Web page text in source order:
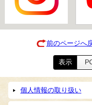
前のページへ
表示
個人情報の取り扱い